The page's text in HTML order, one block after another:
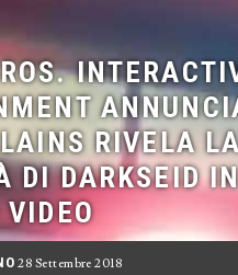
RIVELA
DI DARKSEID
VIDEO
28 Settembre 2018